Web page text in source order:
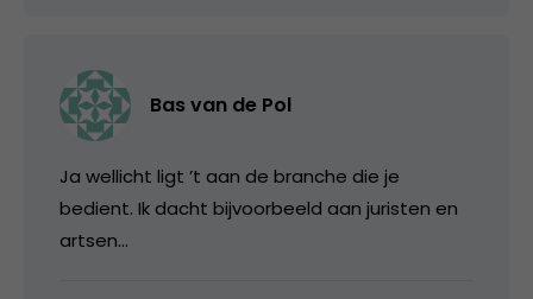
Bas van de Pol
Ja wellicht ligt ’t aan de branche die je
bedient. Ik dacht bijvoorbeeld aan juristen en
artsen…